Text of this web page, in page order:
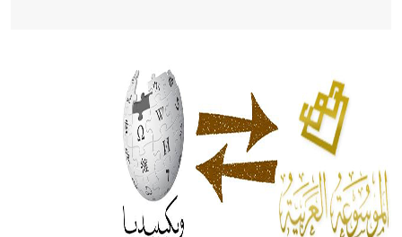
الحكم، الأدلة، تنظيم التغذية، ورسالته في جروح الرأس. ويعود
له الفضل بأنه حرر الطب من الدين والفلسفة.
- هل تعلم أن المرجان إفراز حيواني يتكون في البحر ويتركب
من مادة كربونات الكلسيوم، وهو أحمر أو شديد الحمرة وهو
أجود أنواعه، ويمتاز بكبر الحجم ويسمى الش